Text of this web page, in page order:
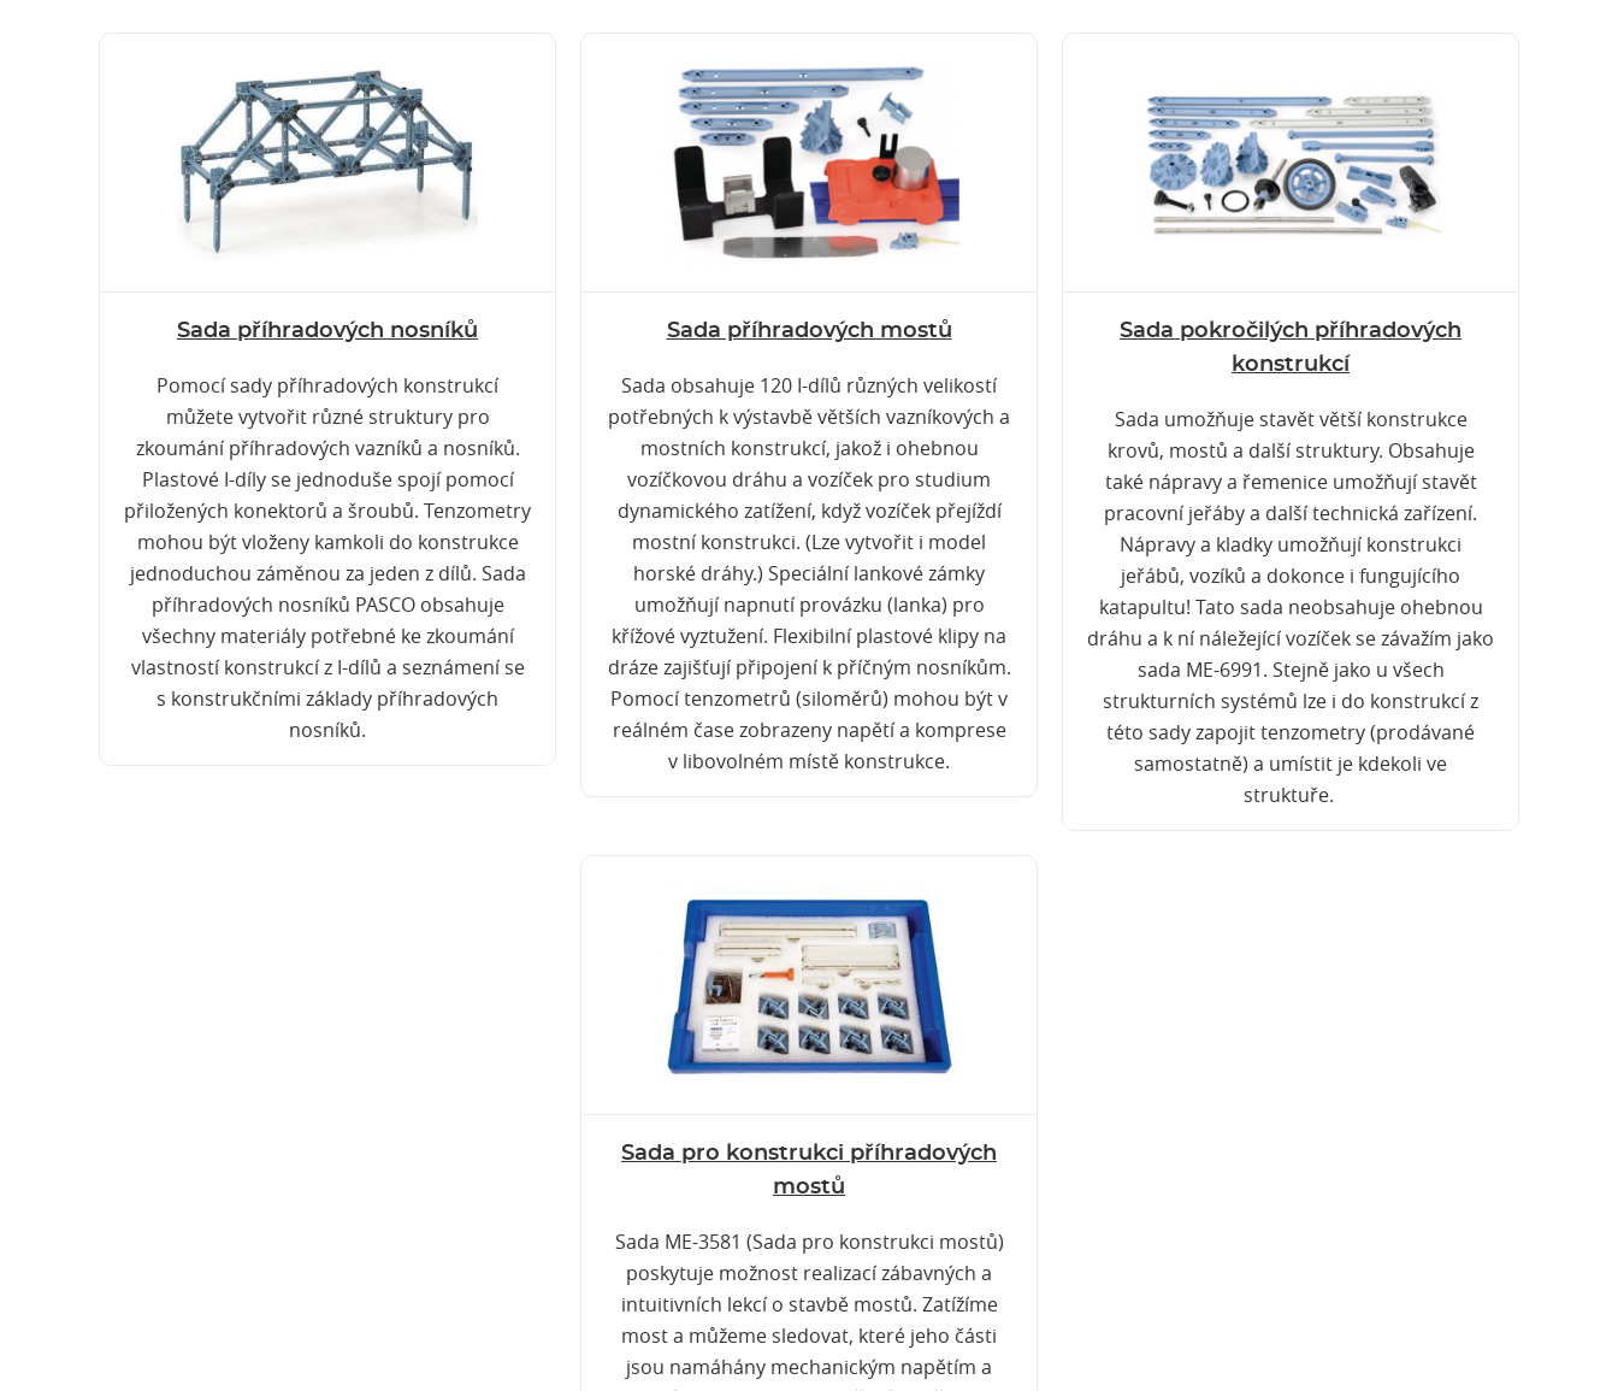
Sada příhradových nosníků
Pomocí sady příhradových konstrukcí
můžete vytvořit různé struktury pro
zkoumání příhradových vazníků a nosníků.
Plastové I-díly se jednoduše spojí pomocí
přiložených konektorů a šroubů. Tenzometry
mohou být vloženy kamkoli do konstrukce
jednoduchou záměnou za jeden z dílů. Sada
příhradových nosníků PASCO obsahuje
všechny materiály potřebné ke zkoumání
vlastností konstrukcí z I-dílů a seznámení se
s konstrukčními základy příhradových
nosníků.
Sada příhradových mostů
Sada obsahuje 120 I-dílů různých velikostí
potřebných k výstavbě větších vazníkových a
mostních konstrukcí, jakož i ohebnou
vozíčkovou dráhu a vozíček pro studium
dynamického zatížení, když vozíček přejíždí
mostní konstrukci. (Lze vytvořit i model
horské dráhy.) Speciální lankové zámky
umožňují napnutí provázku (lanka) pro
křížové vyztužení. Flexibilní plastové klipy na
dráze zajišťují připojení k příčným nosníkům.
Pomocí tenzometrů (siloměrů) mohou být v
reálném čase zobrazeny napětí a komprese
v libovolném místě konstrukce.
Sada pokročilých příhradových
konstrukcí
Sada umožňuje stavět větší konstrukce
krovů, mostů a další struktury. Obsahuje
také nápravy a řemenice umožňují stavět
pracovní jeřáby a další technická zařízení.
Nápravy a kladky umožňují konstrukci
jeřábů, vozíků a dokonce i fungujícího
katapultu! Tato sada neobsahuje ohebnou
dráhu a k ní náležející vozíček se závažím jako
sada ME-6991. Stejně jako u všech
strukturních systémů lze i do konstrukcí z
této sady zapojit tenzometry (prodávané
samostatně) a umístit je kdekoli ve
struktuře.
Sada pro konstrukci příhradových
mostů
Sada ME-3581 (Sada pro konstrukci mostů)
poskytuje možnost realizací zábavných a
intuitivních lekcí o stavbě mostů. Zatížíme
most a můžeme sledovat, které jeho části
jsou namáhány mechanickým napětím a